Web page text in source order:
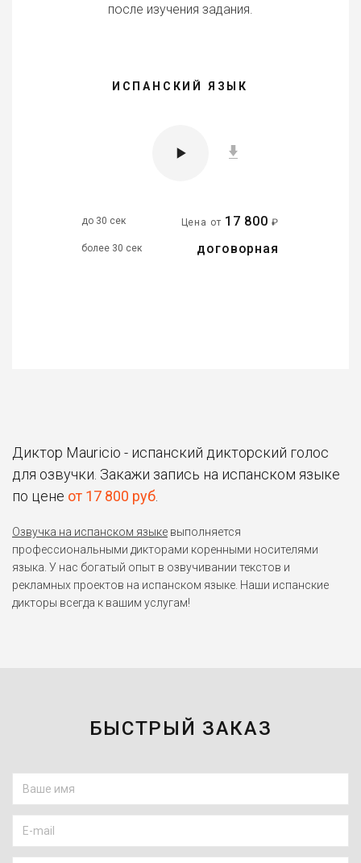
после изучения задания.
ИСПАНСКИЙ ЯЗЫК
до 30 сек Цена от 17 800 ₽
более 30 сек договорная
Диктор Mauricio - испанский дикторский голос
для озвучки. Закажи запись на испанском языке
по цене от 17 800 руб
Озвучка на испанском языке выполняется
профессиональными дикторами коренными носителями
языка. У нас богатый опыт в озвучивании текстов и
рекламных проектов на испанском языке. Наши испанские
дикторы всегда к вашим услугам!
БЫСТРЫЙ ЗАКАЗ